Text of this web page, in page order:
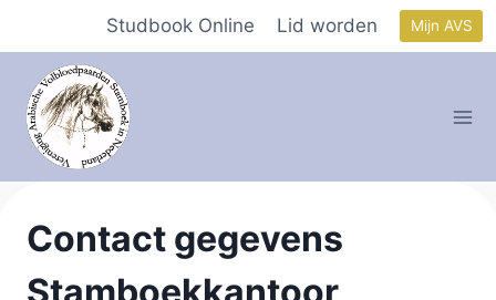
inhoud
Studbook Online Lid worden Mijn AVS
Contact gegevens